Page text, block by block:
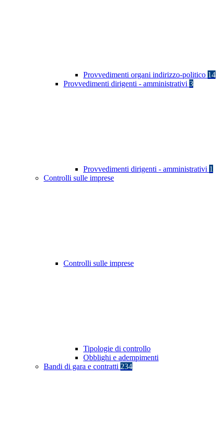
Provvedimenti organi indirizzo-politico 14
Provvedimenti dirigenti - amministrativi 3
Provvedimenti dirigenti - amministrativi 1
Controlli sulle imprese
Controlli sulle imprese
Tipologie di controllo
Obblighi e adempimenti
Bandi di gara e contratti 234